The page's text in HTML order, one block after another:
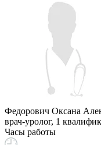
Федорович Оксана
врач-уролог, 1
Часы работы